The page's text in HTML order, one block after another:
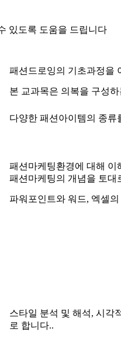
있도록 도움을 드립니다
패션드로잉의 기초과정을
본 교과목은 의복을 구성
다양한 패션아이템의 종류
패션마케팅환경에 대해 이
패션마케팅의 개념을 토대
파워포인트와 워드, 엑셀
스타일 분석 및 해석, 시각
로 합니다..